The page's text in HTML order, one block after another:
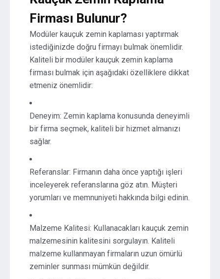
Firması Bulunur?
Modüler kauçuk zemin kaplaması yaptırmak
istediğinizde doğru firmayı bulmak önemlidir.
Kaliteli bir modüler kauçuk zemin kaplama
firması bulmak için aşağıdaki özelliklere dikkat
etmeniz önemlidir:
Deneyim: Zemin kaplama konusunda deneyimli
bir firma seçmek, kaliteli bir hizmet almanızı
sağlar.
Referanslar: Firmanın daha önce yaptığı işleri
inceleyerek referanslarına göz atın. Müşteri
yorumları ve memnuniyeti hakkında bilgi edinin.
Malzeme Kalitesi: Kullanacakları kauçuk zemin
malzemesinin kalitesini sorgulayın. Kaliteli
malzeme kullanmayan firmaların uzun ömürlü
zeminler sunması mümkün değildir.